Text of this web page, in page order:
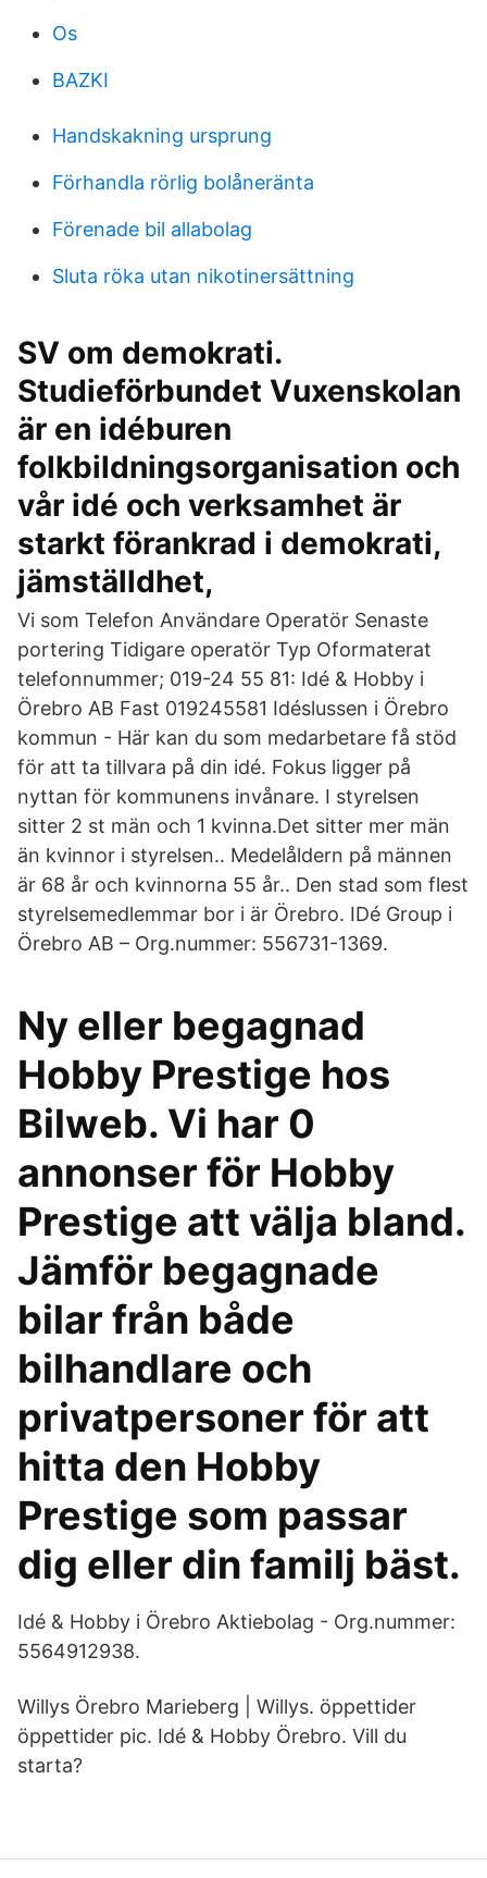
Os
BAZKI
Handskakning ursprung
Förhandla rörlig bolåneränta
Förenade bil allabolag
Sluta röka utan nikotinersättning
SV om demokrati.
Studieförbundet Vuxenskolan
är en idéburen
folkbildningsorganisation och
vår idé och verksamhet är
starkt förankrad i demokrati,
jämställdhet,
Vi som Telefon Användare Operatör Senaste
portering Tidigare operatör Typ Oformaterat
telefonnummer; 019-24 55 81: Idé & Hobby i
Örebro AB Fast 019245581 Idéslussen i Örebro
kommun - Här kan du som medarbetare få stöd
för att ta tillvara på din idé. Fokus ligger på
nyttan för kommunens invånare. I styrelsen
sitter 2 st män och 1 kvinna.Det sitter mer män
än kvinnor i styrelsen.. Medelåldern på männen
är 68 år och kvinnorna 55 år.. Den stad som flest
styrelsemedlemmar bor i är Örebro. IDé Group i
Örebro AB – Org.nummer: 556731-1369.
Ny eller begagnad
Hobby Prestige hos
Bilweb. Vi har 0
annonser för Hobby
Prestige att välja bland.
Jämför begagnade
bilar från både
bilhandlare och
privatpersoner för att
hitta den Hobby
Prestige som passar
dig eller din familj bäst.
Idé & Hobby i Örebro Aktiebolag - Org.nummer:
5564912938.
Willys Örebro Marieberg | Willys. öppettider
öppettider pic. Idé & Hobby Örebro. Vill du
starta?